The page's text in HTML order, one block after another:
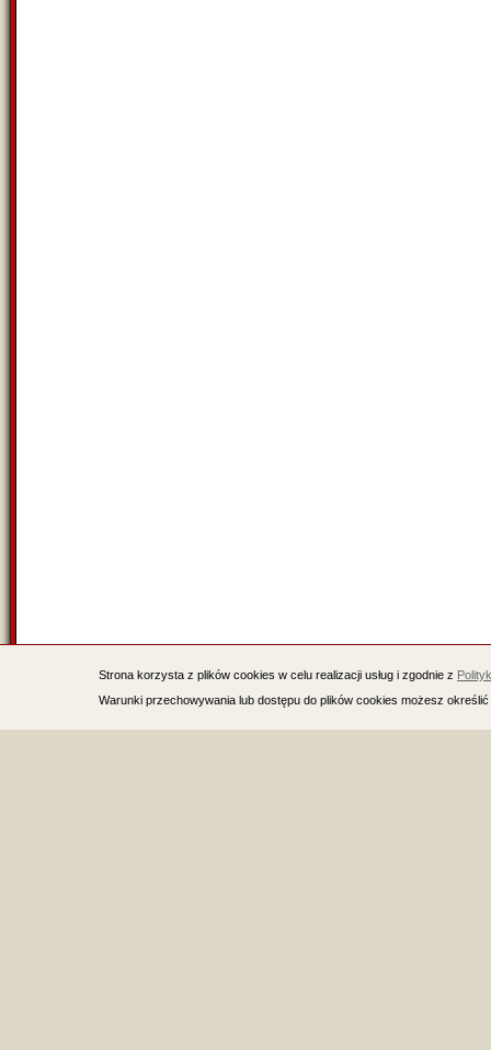
Strona korzysta z plików cookies w celu realizacji usług i zgodnie z
Warunki przechowywania lub dostępu do plików cookies możesz